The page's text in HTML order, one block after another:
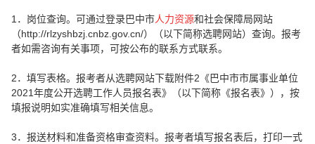
1．岗位查询。可通过登录巴中市人力资源和社会保障局网站
（http://rlzyshbzj.cnbz.gov.cn/）（以下简称选聘网站）查询。报考
者如需咨询有关事项，可按公布的联系方式联系。
2．填写表格。报考者从选聘网站下载附件2《巴中市市属事业单位
2021年度公开选聘工作人员报名表》（以下简称《报名表》），按
填报说明如实准确填写相关信息。
3．报送材料和准备资格审查资料。报考者填写报名表后，打印一式